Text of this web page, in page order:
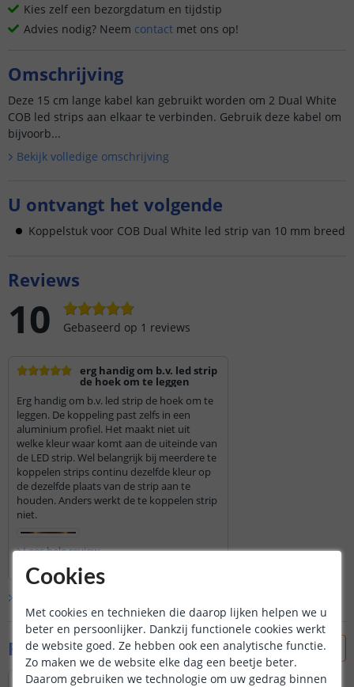
Kies zelf een bezorgdatum en tijdstip
Advies nodig? Neem contact met ons op!
Omschrijving
Deze 15 cm lange kabel kan gebruikt worden om 2 Dual White
COB led strips aan elkaar te verbinden. Gebruik deze kabel om
bijvoorb...
Bekijk volledige omschrijving
U ontvangt het volgende
Koppelstuk voor COB Dual White led strip van 10 mm breed
Reviews
10 Gebaseerd op 1 reviews
erg handig om b.v. led strip
de hoek om te leggen
Erg handig om b.v. led strip de hoek om te
leggen. De koppeling past zelfs in een
aluminium profiel. Het maakt niet uit
welke kleur waar komt aan de uiteinde van
de LED strip. Wel belangrijk bij meerdere te
koppelen strips continu dezelfde kleur op
de dezelfde plaats van de strip aan te
houden. Anders werkt de te koppelen strip
niet.
Lees hele review
Foto's van klanten
Cookies
Met cookies en technieken die daarop lijken helpen we u
beter en persoonlijker. Dankzij functionele cookies werkt
de website goed. Ze hebben ook een analytische functie.
Zo maken we de website elke dag een beetje beter.
Daarom gebruiken we technologie om uw gedrag binnen